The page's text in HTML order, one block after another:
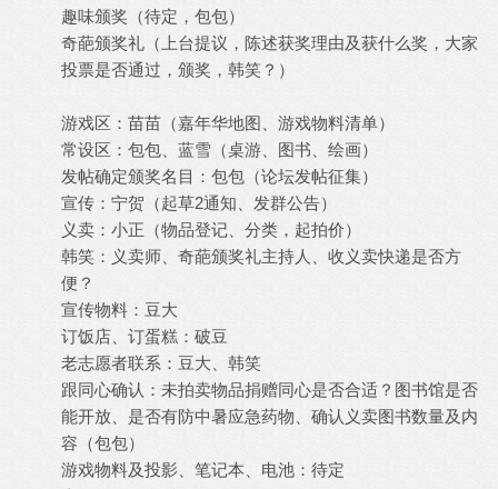
趣味颁奖（待定，包包）
奇葩颁奖礼（上台提议，陈述获奖理由及获什么奖，大家
投票是否通过，颁奖，韩笑？）
游戏区：苗苗（嘉年华地图、游戏物料清单）
常设区：包包、蓝雪（桌游、图书、绘画）
发帖确定颁奖名目：包包（论坛发帖征集）
宣传：宁贺（起草2通知、发群公告）
义卖：小正（物品登记、分类，起拍价）
韩笑：义卖师、奇葩颁奖礼主持人、收义卖快递是否方
便？
宣传物料：豆大
订饭店、订蛋糕：破豆
老志愿者联系：豆大、韩笑
跟同心确认：未拍卖物品捐赠同心是否合适？图书馆是否
能开放、是否有防中暑应急药物、确认义卖图书数量及内
容（包包）
游戏物料及投影、笔记本、电池：待定